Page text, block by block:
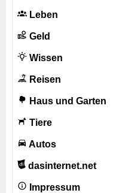
Leben
Geld
Wissen
Reisen
Haus und Garten
Tiere
Autos
dasinternet.net
Impressum